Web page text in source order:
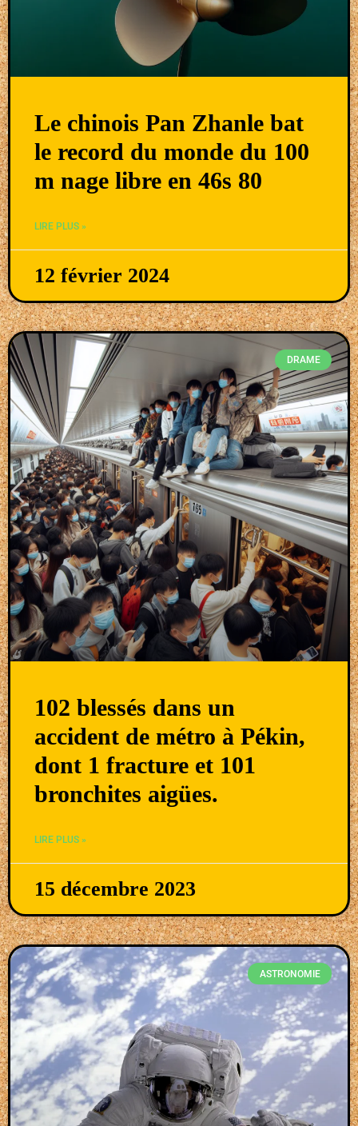
Le chinois Pan Zhanle bat
le record du monde du 100
m nage libre en 46s 80
LIRE PLUS »
12 février 2024
DRAME
102 blessés dans un
accident de métro à Pékin,
dont 1 fracture et 101
bronchites aigües.
LIRE PLUS »
15 décembre 2023
ASTRONOMIE